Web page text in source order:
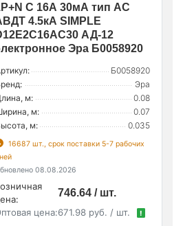
C 16А 30мА тип АС
4.5кА SIMPLE
АД-12
Эра Б0058920
Б0058920
Эра
м:
0.08
м:
0.07
м:
0.035
16687 шт., срок поставки 5-7 рабочих
08.08.2026
746.64 / шт.
цена:671.98 руб. / шт. !